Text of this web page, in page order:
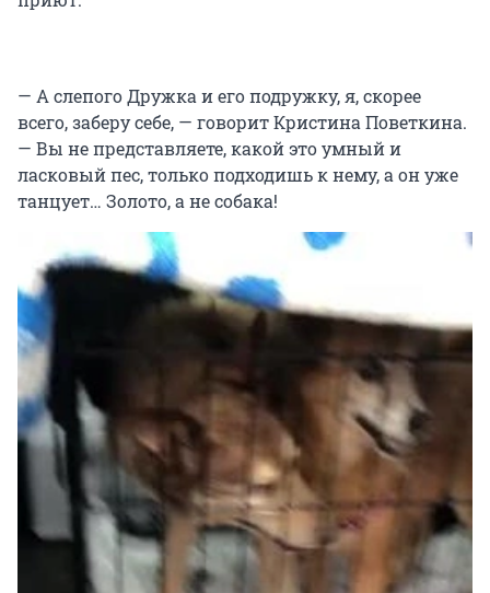
— А слепого Дружка и его подружку, я, скорее
всего, заберу себе, — говорит Кристина Поветкина.
— Вы не представляете, какой это умный и
ласковый пес, только подходишь к нему, а он уже
танцует… Золото, а не собака!